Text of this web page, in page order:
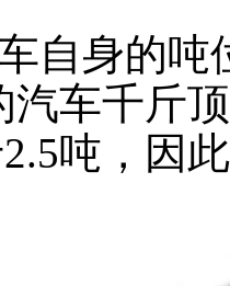
自身的吨
汽车千斤
吨，因